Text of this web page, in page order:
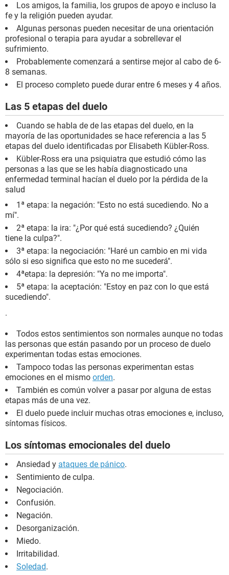
Los amigos, la familia, los grupos de apoyo e incluso la
fe y la religión pueden ayudar.
Algunas personas pueden necesitar de una orientación
profesional o terapia para ayudar a sobrellevar el
sufrimiento.
Probablemente comenzará a sentirse mejor al cabo de 6-
8 semanas.
El proceso completo puede durar entre 6 meses y 4 años.
Las 5 etapas del duelo
Cuando se habla de de las etapas del duelo, en la
mayoría de las oportunidades se hace referencia a las 5
etapas del duelo identificadas por Elisabeth Kübler-Ross.
Kübler-Ross era una psiquiatra que estudió cómo las
personas a las que se les había diagnosticado una
enfermedad terminal hacían el duelo por la pérdida de la
salud
1ª etapa: la negación: "Esto no está sucediendo. No a
mí".
2ª etapa: la ira: "¿Por qué está sucediendo? ¿Quién
tiene la culpa?".
3ª etapa: la negociación: "Haré un cambio en mi vida
sólo si eso significa que esto no me sucederá".
4ªetapa: la depresión: "Ya no me importa".
5ª etapa: la aceptación: "Estoy en paz con lo que está
sucediendo".
.
Todos estos sentimientos son normales aunque no todas
las personas que están pasando por un proceso de duelo
experimentan todas estas emociones.
Tampoco todas las personas experimentan estas
emociones en el mismo orden.
También es común volver a pasar por alguna de estas
etapas más de una vez.
El duelo puede incluir muchas otras emociones e, incluso,
síntomas físicos.
Los síntomas emocionales del duelo
Ansiedad y ataques de pánico.
Sentimiento de culpa.
Negociación.
Confusión.
Negación.
Desorganización.
Miedo.
Irritabilidad.
Soledad.